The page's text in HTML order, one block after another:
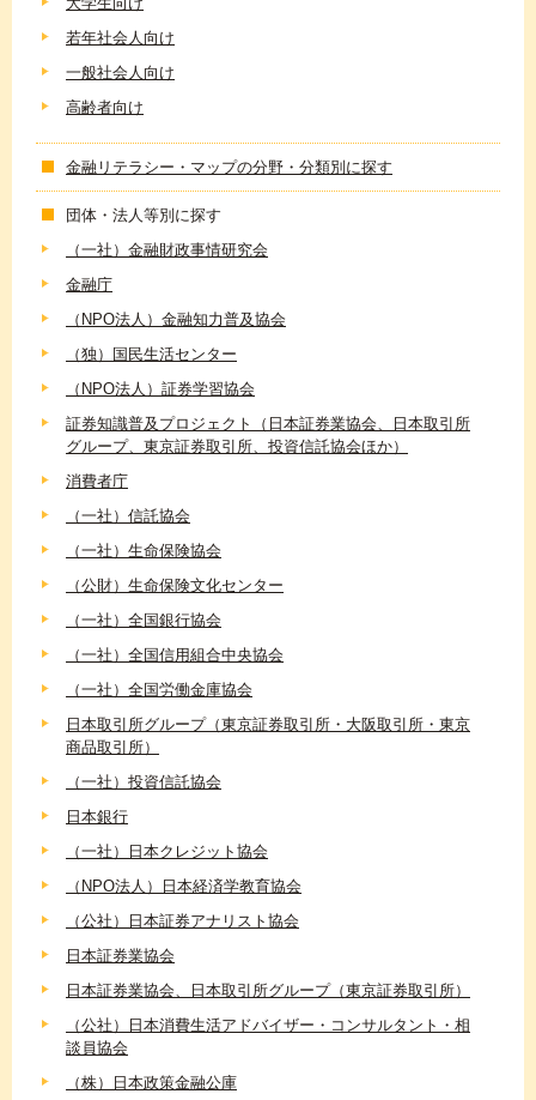
若年社会人向け
一般社会人向け
高齢者向け
金融リテラシー・マップの分野・分類別に探す
団体・法人等別に探す
（一社）金融財政事情研究会
金融庁
（NPO法人）金融知力普及協会
（独）国民生活センター
（NPO法人）証券学習協会
証券知識普及プロジェクト（日本証券業協会、日本取引所
グループ、東京証券取引所、投資信託協会ほか）
消費者庁
（一社）信託協会
（一社）生命保険協会
（公財）生命保険文化センター
（一社）全国銀行協会
（一社）全国信用組合中央協会
（一社）全国労働金庫協会
日本取引所グループ（東京証券取引所・大阪取引所・東京
商品取引所）
（一社）投資信託協会
日本銀行
（一社）日本クレジット協会
（NPO法人）日本経済学教育協会
（公社）日本証券アナリスト協会
日本証券業協会
日本証券業協会、日本取引所グループ（東京証券取引所）
（公社）日本消費生活アドバイザー・コンサルタント・相
談員協会
（株）日本政策金融公庫